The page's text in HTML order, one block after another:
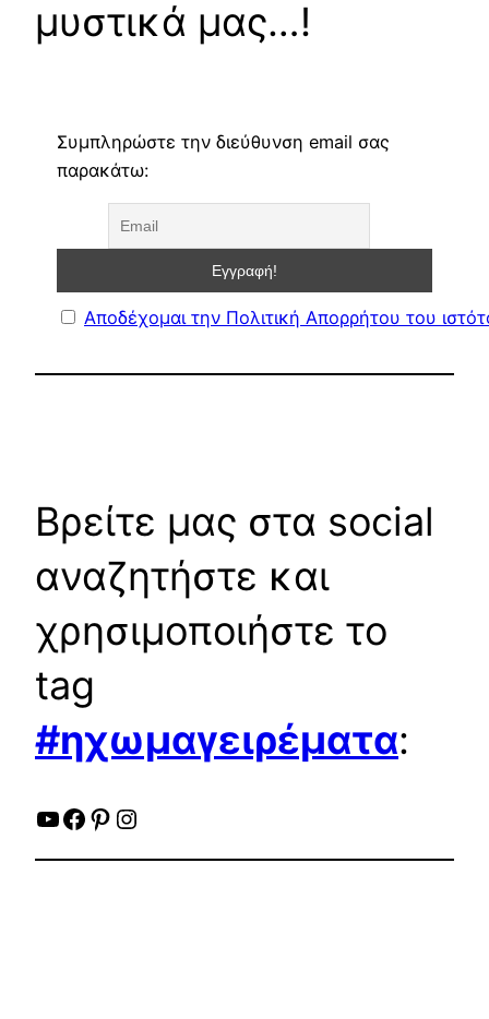
μυστικά μας…!
Συμπληρώστε την διεύθυνση email σας
παρακάτω:
Αποδέχομαι την Πολιτική Απορρήτου του
Βρείτε μας στα social
αναζητήστε και
χρησιμοποιήστε το
tag
#ηχωμαγειρέματα:
YouTube
Facebook
Pinterest
Instagram